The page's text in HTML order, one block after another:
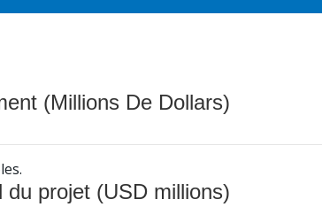
(Millions De Dollars)
du projet (USD millions)